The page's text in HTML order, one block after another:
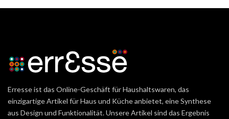
Erresse ist das Online-Geschäft für Haushaltswaren, das
einzigartige Artikel für Haus und Küche anbietet, eine Synthese
aus Design und Funktionalität. Unsere Artikel sind das Ergebnis